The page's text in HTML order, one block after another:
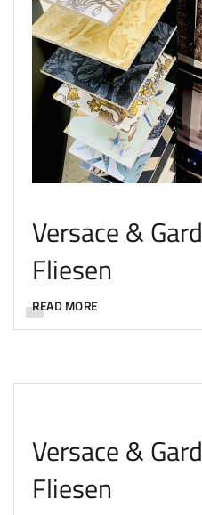
Versace &
Fliesen
READ MORE
Versace &
Fliesen